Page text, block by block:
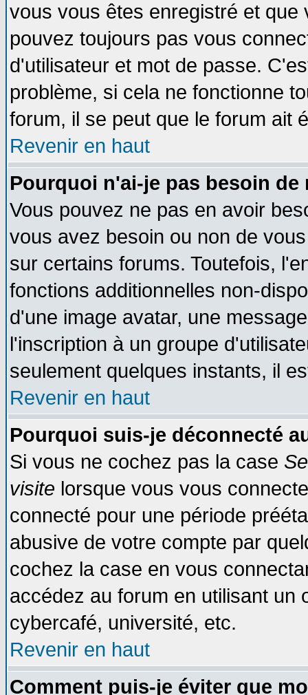
vous vous êtes enregistré et
pouvez toujours pas vous
d'utilisateur et mot de passe.
problème, si cela ne fonctionne
forum, il se peut que le forum ait
Revenir en haut
Pourquoi n'ai-je pas besoin de
Vous pouvez ne pas en avoir
vous avez besoin ou non de
sur certains forums. Toutefois,
fonctions additionnelles non-
d'une image avatar, une
l'inscription à un groupe
seulement quelques instants, il
Revenir en haut
Pourquoi suis-je déconnecté
Si vous ne cochez pas la case
visite lorsque vous vous
connecté pour une période
abusive de votre compte par
cochez la case en vous
accédez au forum en utilisant un
cybercafé, université, etc.
Revenir en haut
Comment puis-je éviter que